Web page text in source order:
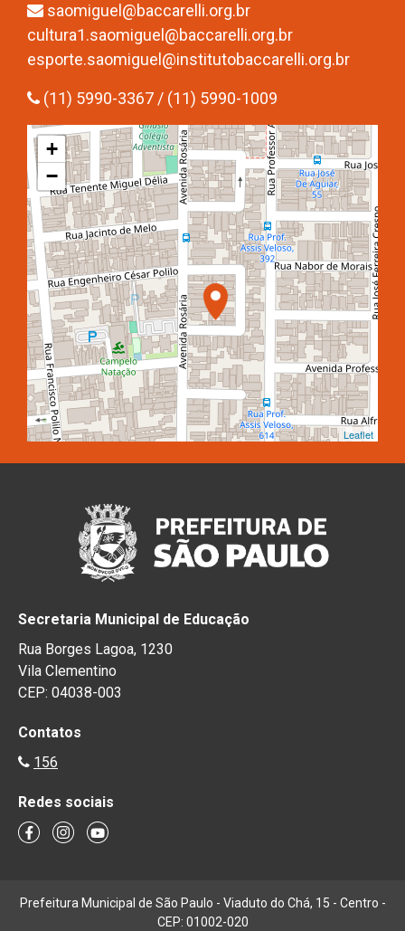
saomiguel@baccarelli.org.br
cultura1.saomiguel@baccarelli.org.br
esporte.saomiguel@institutobaccarelli.org.br
(11) 5990-3367 / (11) 5990-1009
+
−
Leaflet
Secretaria Municipal de Educação
Rua Borges Lagoa, 1230
Vila Clementino
CEP: 04038-003
Contatos
156
Redes sociais
Prefeitura Municipal de São Paulo - Viaduto do Chá, 15 - Centro -
CEP: 01002-020